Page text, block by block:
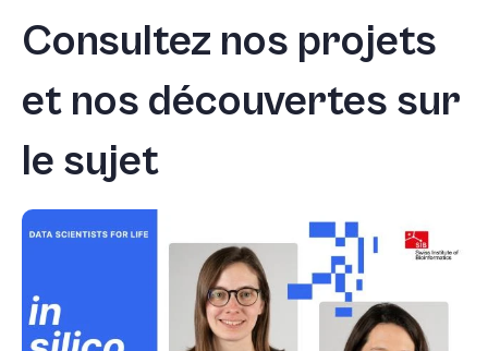
Consultez nos projets
et nos découvertes sur
le sujet